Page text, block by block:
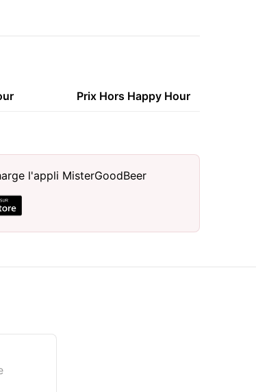
Prix Hors Happy Hour
l'appli MisterGoodBeer